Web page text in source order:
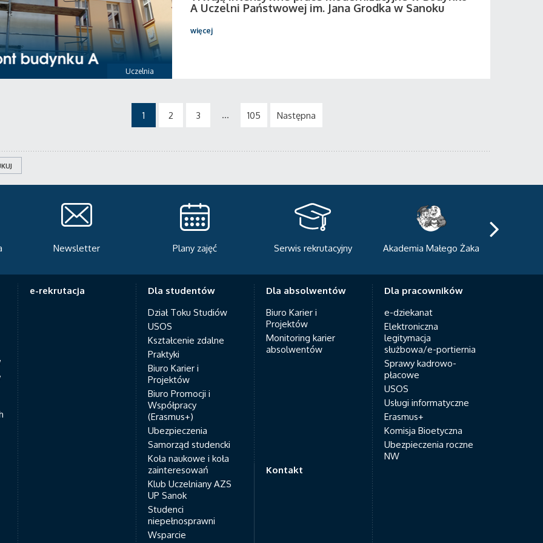
Uczelnia
A Uczelni Państwowej im. Jana Grodka w Sanoku
więcej
1 2 3 ... 105 Następna
Plany zajęć Serwis rekrutacyjny Akademia Małego Żaka
Centrum Sportowo-
e-rekrutacja
Dla studentów
Dział Toku Studiów
USOS
Kształcenie zdalne
Praktyki
Biuro Karier i
Projektów
Biuro Promocji i
Współpracy
(Erasmus+)
Ubezpieczenia
Samorząd studencki
Koła naukowe i koła
zainteresowań
Klub Uczelniany AZS
UP Sanok
Studenci
niepełnosprawni
Wsparcie
Dla absolwentów
Biuro Karier i
Projektów
Monitoring karier
absolwentów
Dla pracowników
e-dziekanat
Elektroniczna
legitymacja
służbowa/e-portiernia
Sprawy kadrowo-
płacowe
USOS
Usługi informatyczne
Erasmus+
Komisja Bioetyczna
Ubezpieczenia roczne
NW
Kontakt